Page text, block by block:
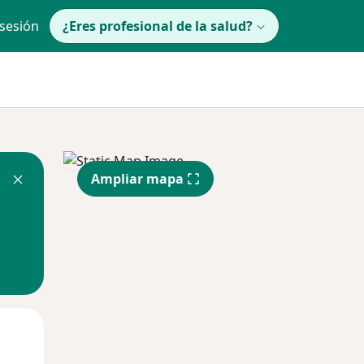
¿Eres profesional de la salud?
Ampliar mapa